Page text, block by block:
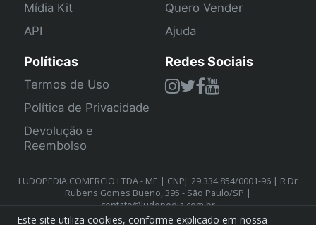
Mídia Kit
API
Quero Vender
Ajuda
Políticas
Termos de Uso
Política de Privacidade
Devolução e
Reembolso
Redes Sociais
LUDOPEDIA COMERCIO LTDA - ME | CNPJ: 29.334.854/0001-96 | R Dr
Rubens Gomes Bueno, 395 - São Paulo/SP |
contato@ludopedia.com.br
Este site utiliza cookies, conforme explicado em nossa